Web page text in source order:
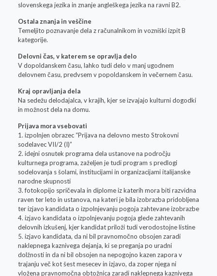
slovenskega jezika in znanje angleškega jezika na ravni B2.
Ostala znanja in veščine
Temeljito poznavanje dela z računalnikom in vozniški izpit B
kategorije.
Delovni čas, v katerem se opravlja delo
V dopoldanskem času, lahko tudi delo v manj ugodnem
delovnem času, predvsem v popoldanskem in večernem času.
Kraj opravljanja dela
Na sedežu delodajalca, v krajih, kjer se izvajajo kulturni dogodki
in možnost dela na domu.
Prijava mora vsebovati
1. izpolnjen obrazec “Prijava na delovno mesto Strokovni
sodelavec VII/2 (I)”
2. idejni osnutek programa dela ustanove na področju
kulturnega programa, zaželjen je tudi program s predlogi
sodelovanja s šolami, institucijami in organizacijami italijanske
narodne skupnosti
3. fotokopijo spričevala in diplome iz katerih mora biti razvidna
raven ter leto in ustanova, na kateri je bila izobrazba pridobljena
ter izjavo kandidata o izpolnjevanju pogoja zahtevane izobrazbe
4. izjavo kandidata o izpolnjevanju pogoja glede zahtevanih
delovnih izkušenj, kjer kandidat priloži tudi verodostojne listine
5. izjavo kandidata, da ni bil pravnomočno obsojen zaradi
naklepnega kaznivega dejanja, ki se preganja po uradni
dolžnosti in da ni bil obsojen na nepogojno kazen zapora v
trajanju več kot šest mesecev in izjavo, da zoper njega ni
vložena pravnomočna obtožnica zaradi naklepnega kaznivega